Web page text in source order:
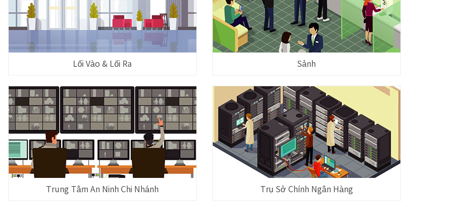
Lối Vào & Lối Ra Sảnh
Trung Tâm An Ninh Chi Nhánh Trụ Sở Chính Ngân Hàng